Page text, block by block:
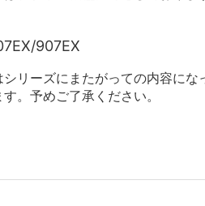
907EX
リーズにまたがっての内容に
。予めご了承ください。